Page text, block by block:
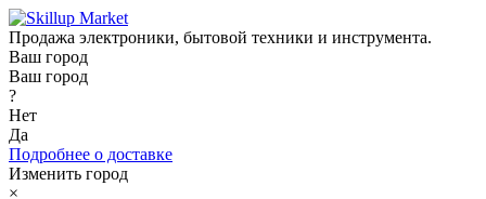
Продажа электроники, бытовой техники и инструмента.
Ваш город
Ваш город
?
Нет
Да
Подробнее о доставке
Изменить город
×